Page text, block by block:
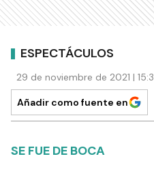
ESPECTÁCULOS
29 de noviembre de 2021 |
Añadir como fuente en
SE FUE DE BOCA